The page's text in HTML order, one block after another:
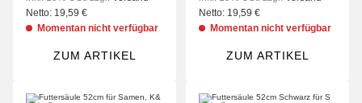
Netto: 19,59 €
Momentan nicht verfügbar
ZUM ARTIKEL
Netto: 19,59 €
Momentan nicht verfügbar
ZUM ARTIKEL